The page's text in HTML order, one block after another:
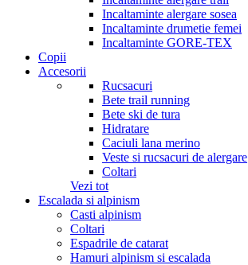
Incaltaminte alergare sosea
Incaltaminte drumetie femei
Incaltaminte GORE-TEX
Copii
Accesorii
Rucsacuri
Bete trail running
Bete ski de tura
Hidratare
Caciuli lana merino
Veste si rucsacuri de alergare
Coltari
Vezi tot
Escalada si alpinism
Casti alpinism
Coltari
Espadrile de catarat
Hamuri alpinism si escalada